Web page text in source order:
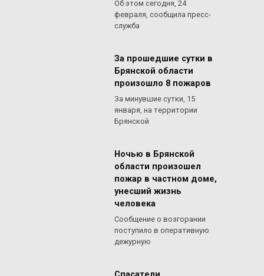
Об этом сегодня, 24
февраля, сообщила пресс-
служба
За прошедшие сутки в
Брянской области
произошло 8 пожаров
За минувшие сутки, 15
января, на территории
Брянской
Ночью в Брянской
области произошел
пожар в частном доме,
унесший жизнь
человека
Сообщение о возгорании
поступило в оперативную
дежурную